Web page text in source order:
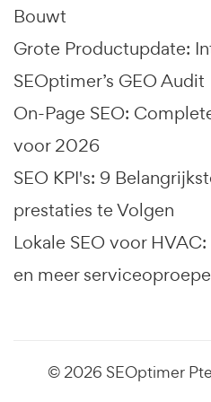
Bouwt
Grote Productupdate:
SEOptimer’s GEO Audit
On-Page SEO:
voor 2026
SEO KPI's: 9
prestaties te Volgen
Lokale SEO voor
en meer
© 2026 SEOptimer